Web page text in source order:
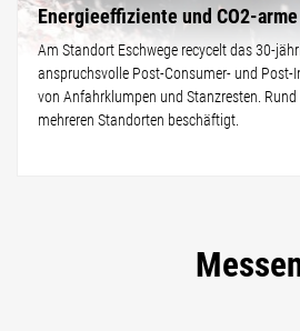
Energieeffiziente und CO2-
Am Standort Eschwege recycelt das 30-
anspruchsvolle Post-Consumer- und
von Anfahrklumpen und Stanzresten.
mehreren Standorten beschäftigt.